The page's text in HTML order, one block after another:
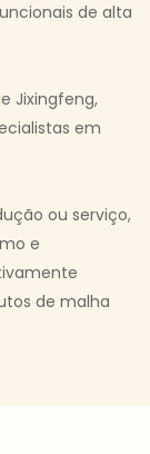
de alta
Jixingfeng,
em
ou serviço,
e
de malha